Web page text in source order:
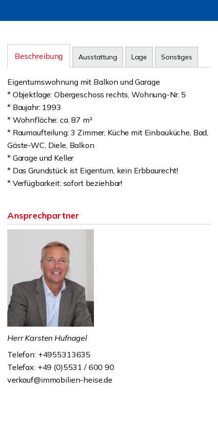
Beschreibung Ausstattung Lage Sonstiges
Eigentumswohnung mit Balkon und Garage
* Objektlage: Obergeschoss rechts, Wohnung-Nr. 5
* Baujahr: 1993
* Wohnfläche: ca. 87 m²
* Raumaufteilung: 3 Zimmer, Küche mit Einbauküche, Bad,
Gäste-WC, Diele, Balkon
* Garage und Keller
* Das Grundstück ist Eigentum, kein Erbbaurecht!
* Verfügbarkeit: sofort beziehbar!
Ansprechpartner
Herr Karsten Hufnagel
Telefon: +4955313635
Telefax: +49 (0)5531 / 600 90
verkauf@immobilien-heise.de